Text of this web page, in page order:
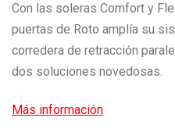
Con las soleras Comfort y
puertas de Roto amplía su
corredera de retracción
dos soluciones novedosas.
Más información